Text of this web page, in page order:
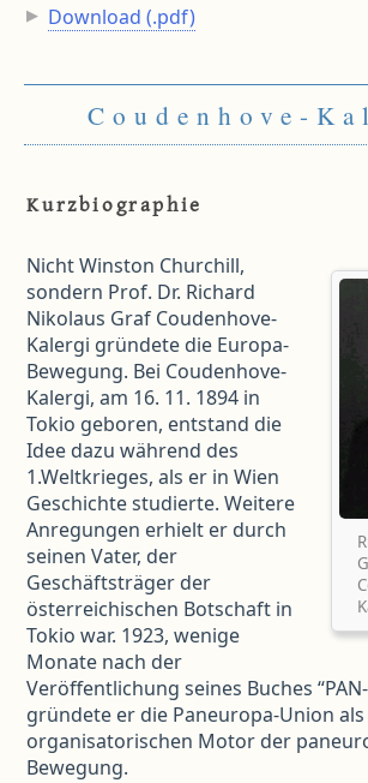
Download (.pdf)
Coudenhove-
Kurzbiographie
Nicht Winston Churchill,
sondern Prof. Dr. Richard
Nikolaus Graf Coudenhove-
Kalergi gründete die Europa-
Bewegung. Bei Coudenhove-
Kalergi, am 16. 11. 1894 in
Tokio geboren, entstand die
Idee dazu während des
1.Weltkrieges, als er in Wien
Geschichte studierte. Weitere
Anregungen erhielt er durch
seinen Vater, der
Geschäftsträger der
österreichischen Botschaft in
Tokio war. 1923, wenige
Monate nach der
Veröffentlichung seines Buches “PAN-
gründete er die Paneuropa-Union
organisatorischen Motor der
Bewegung.